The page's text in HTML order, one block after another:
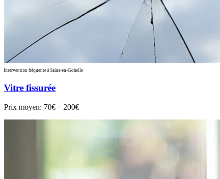
Intervention fréquente à Sains-en-Gohelle
Vitre fissurée
Prix moyen: 70€ – 200€